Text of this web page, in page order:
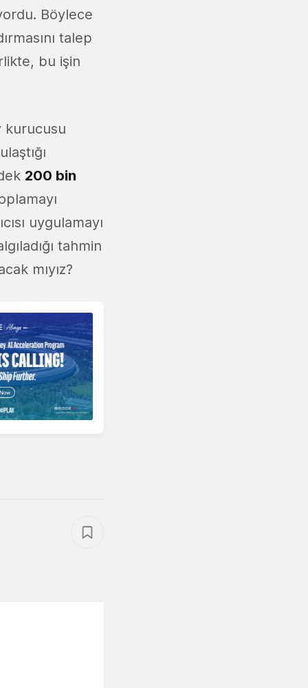
Böylece
talep
bu işin
kurucusu
200 bin
uygulamayı
tahmin
mıyız?